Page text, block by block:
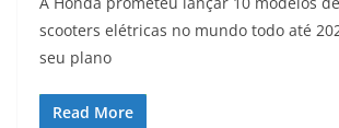
scooters elétricas no mundo todo até
seu plano
Read More